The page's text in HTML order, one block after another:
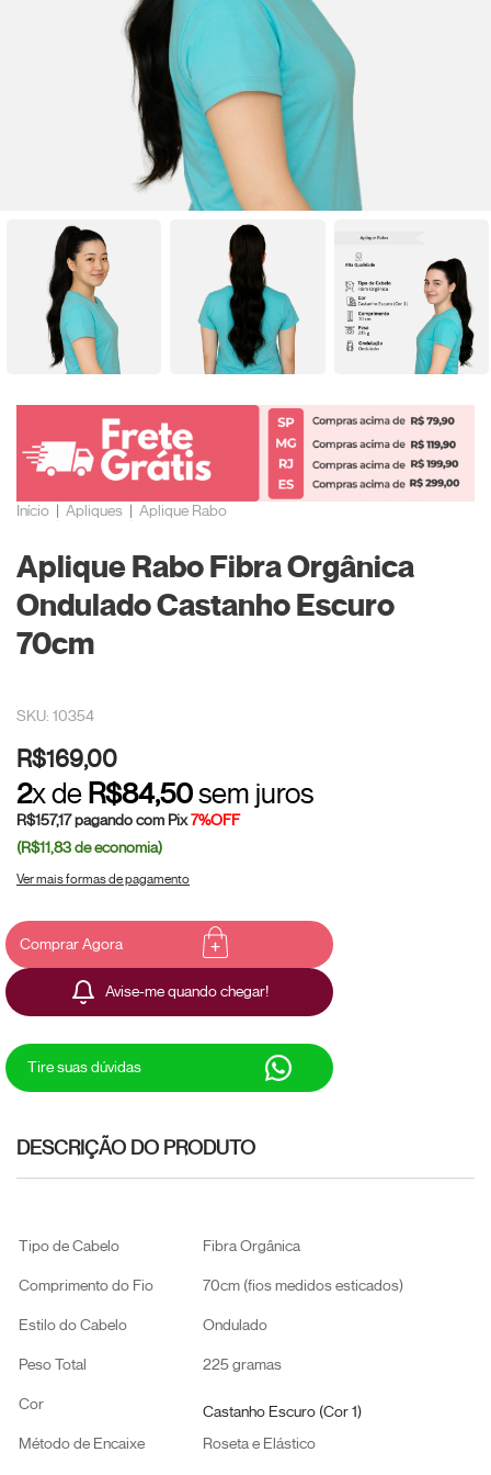
Início | Apliques | Aplique Rabo
Aplique Rabo Fibra Orgânica
Ondulado Castanho Escuro
70cm
SKU: 10354
R$169,00
2x deR$84,50sem juros
R$157,17pagando com Pix7%OFF
(R$11,83de economia)
Ver mais formas de pagamento
Avise-me quando chegar!
Tire suas dúvidas
DESCRIÇÃO DO PRODUTO
Tipo de Cabelo Fibra Orgânica
Comprimento do Fio 70cm (fios medidos esticados)
Estilo do Cabelo Ondulado
Peso Total 225 gramas
Cor
Castanho Escuro (Cor 1)
Método de Encaixe
Roseta e Elástico